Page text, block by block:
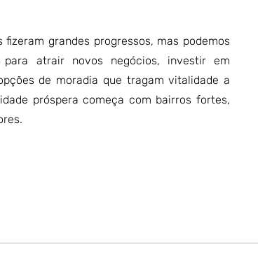
grandes progressos, mas podemos
atrair novos negócios, investir em
de moradia que tragam vitalidade a
próspera começa com bairros fortes,